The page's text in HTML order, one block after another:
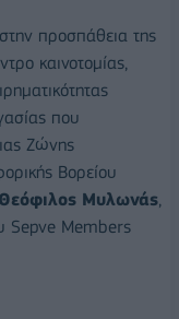
προσπάθεια της
καινοτομίας,
που
Ζώνης
Βορείου
Μυλωνάς
Sepve Members